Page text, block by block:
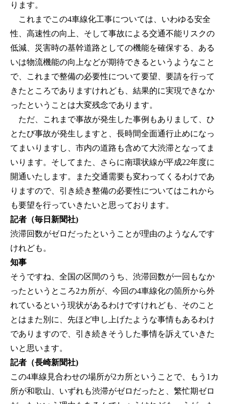
ります。
これまでこの4車線化工事については、いわゆる安全
性、高速性の向上、そして事故による交通不能リスクの
低減、災害時の基幹道路としての機能を確保する、ある
いは物流機能の向上などが期待できるというようなこと
で、これまで整備の必要性について要望、要請を行って
きたところでありますけれども、結果的に実現できなか
ったということは大変残念であります。
ただ、これまで事故が発生した事例もありまして、ひ
とたび事故が発生しますと、長時間全面通行止めになっ
てまいりますし、市内の道路も含めて大渋滞となってま
いります。そしてまた、さらに南環状線が平成22年度に
開通いたします。また交通需要も変わってくるわけであ
りますので、引き続き整備の必要性についてはこれから
も要望を行っていきたいと思っております。
記者（毎日新聞社)
渋滞回数がゼロだったということが理由のようなんです
けれども。
知事
そうですね、全国の区間のうち、渋滞回数が一回もなか
ったというところ2カ所が、今回の4車線化の箇所から外
れているという現状があるわけですけれども、そのこと
とはまた別に、先ほど申し上げたような事情もあるわけ
でありますので、引き続きそうした事情を訴えていきた
いと思います。
記者（長崎新聞社)
この4車線見合わせの場所が2カ所ということで、もう1カ
所が和歌山、いずれも渋滞がゼロだったと、繁忙期ゼロ